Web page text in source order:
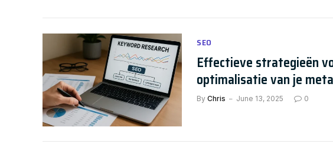
SEO
Effectieve strategieën
optimalisatie van je
By Chris June 13, 2025 0